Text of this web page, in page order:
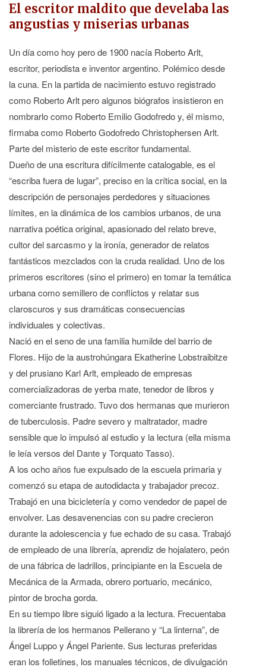
El escritor maldito que develaba las
angustias y miserias urbanas
Un día como hoy pero de 1900 nacía Roberto Arlt,
escritor, periodista e inventor argentino. Polémico desde
la cuna. En la partida de nacimiento estuvo registrado
como Roberto Arlt pero algunos biógrafos insistieron en
nombrarlo como Roberto Emilio Godofredo y, él mismo,
firmaba como Roberto Godofredo Christophersen Arlt.
Parte del misterio de este escritor fundamental.
Dueño de una escritura difícilmente catalogable, es el
“escriba fuera de lugar”, preciso en la crítica social, en la
descripción de personajes perdedores y situaciones
límites, en la dinámica de los cambios urbanos, de una
narrativa poética original, apasionado del relato breve,
cultor del sarcasmo y la ironía, generador de relatos
fantásticos mezclados con la cruda realidad. Uno de los
primeros escritores (sino el primero) en tomar la temática
urbana como semillero de conflictos y relatar sus
claroscuros y sus dramáticas consecuencias
individuales y colectivas.
Nació en el seno de una familia humilde del barrio de
Flores. Hijo de la austrohúngara Ekatherine Lobstraibitze
y del prusiano Karl Arlt, empleado de empresas
comercializadoras de yerba mate, tenedor de libros y
comerciante frustrado. Tuvo dos hermanas que murieron
de tuberculosis. Padre severo y maltratador, madre
sensible que lo impulsó al estudio y la lectura (ella misma
le leía versos del Dante y Torquato Tasso).
A los ocho años fue expulsado de la escuela primaria y
comenzó su etapa de autodidacta y trabajador precoz.
Trabajó en una bicicletería y como vendedor de papel de
envolver. Las desavenencias con su padre crecieron
durante la adolescencia y fue echado de su casa. Trabajó
de empleado de una librería, aprendiz de hojalatero, peón
de una fábrica de ladrillos, principiante en la Escuela de
Mecánica de la Armada, obrero portuario, mecánico,
pintor de brocha gorda.
En su tiempo libre siguió ligado a la lectura. Frecuentaba
la librería de los hermanos Pellerano y “La linterna”, de
Ángel Luppo y Ángel Pariente. Sus lecturas preferidas
eran los folletines, los manuales técnicos, de divulgación